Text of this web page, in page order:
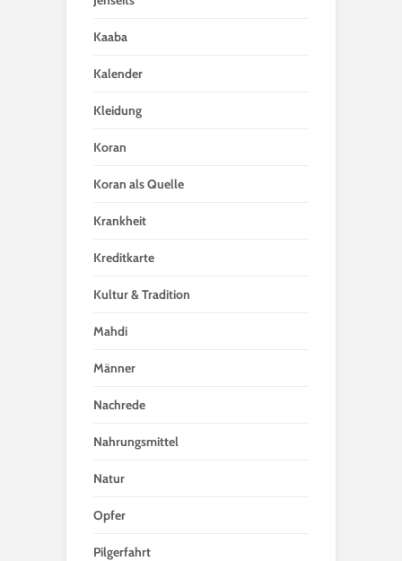
Kaaba
Kalender
Kleidung
Koran
Koran als Quelle
Krankheit
Kreditkarte
Kultur & Tradition
Mahdi
Männer
Nachrede
Nahrungsmittel
Natur
Opfer
Pilgerfahrt